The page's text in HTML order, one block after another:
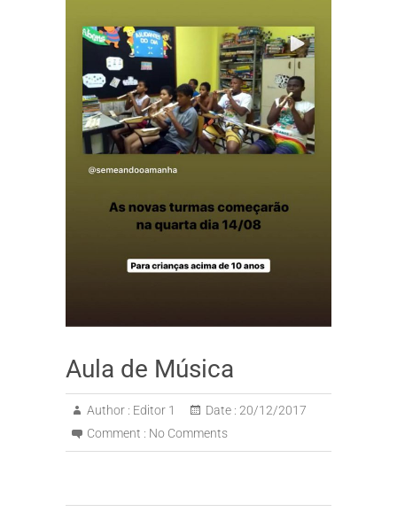
Aula de Música
Author : Editor 1 Date : 20/12/2017
Comment : No Comments